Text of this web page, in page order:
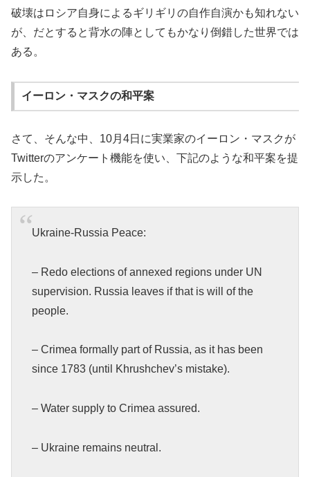
破壊はロシア自身によるギリギリの自作自演かも知れない
が、だとすると背水の陣としてもかなり倒錯した世界では
ある。
イーロン・マスクの和平案
さて、そんな中、10月4日に実業家のイーロン・マスクが
Twitterのアンケート機能を使い、下記のような和平案を提
示した。
Ukraine-Russia Peace:
– Redo elections of annexed regions under UN
supervision. Russia leaves if that is will of the
people.
– Crimea formally part of Russia, as it has been
since 1783 (until Khrushchev’s mistake).
– Water supply to Crimea assured.
– Ukraine remains neutral.